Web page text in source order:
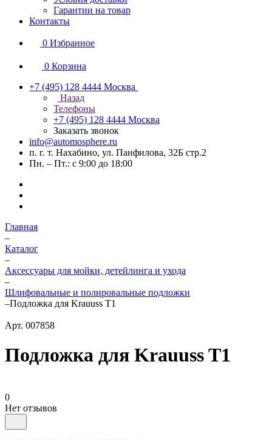
Гарантии на товар
Контакты
0 Избранное
0 Корзина
+7 (495) 128 4444 Москва
Назад
Телефоны
+7 (495) 128 4444 Москва
Заказать звонок
info@automosphere.ru
п. г. т. Нахабино, ул. Панфилова, 32Б стр.2
Пн. – Пт.: с 9:00 до 18:00
Главная
–
Каталог
–
Аксессуары для мойки, детейлинга и ухода
–
Шлифовальные и полировальные подложки
–Подложка для Krauuss T1
Арт. 007858
Подложка для Krauuss T1
0
Нет отзывов